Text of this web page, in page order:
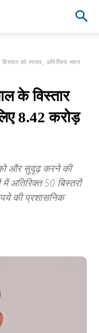
को रफ्तार, अतिरिक्त भवन
के विस्तार
8.42 करोड़
को और सुदृढ़ करने की
अतिरिक्त 50 बिस्तरों
की प्रशासनिक